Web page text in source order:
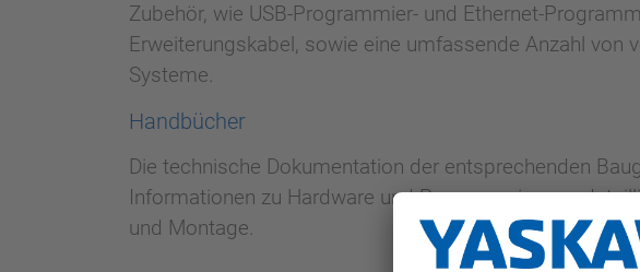
Zubehör, wie USB-Programmier- und Ethernet-
Erweiterungskabel, sowie eine umfassende Anzahl
Systeme.
Handbücher
Die technische Dokumentation der entsprechenden
Informationen zu Hardware und Programmierung,
und Montage.